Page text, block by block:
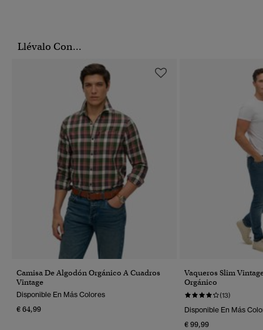
Llévalo Con...
Camisa De Algodón Orgánico A Cuadros
Vintage
Disponible En Más Colores
€ 64,99
Vaqueros Slim
Orgánico
(13)
Disponible En Más
€ 99,99